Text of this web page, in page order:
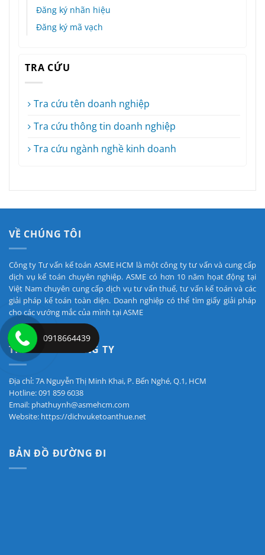
Đăng ký nhãn hiệu
Đăng ký mã vạch
TRA CỨU
Tra cứu tên doanh nghiệp
Tra cứu thông tin doanh nghiệp
Tra cứu ngành nghề kinh doanh
VỀ CHÚNG TÔI
Công ty Tư vấn kế toán ASME HCM là một công ty tư vấn và cung cấp
dịch vụ kế toán chuyên nghiệp. ASME có hơn 10 năm họat động tại
Việt Nam chuyên cung cấp dịch vụ tư vấn thuế, tư vấn kế toán và các
giải pháp kế toán toàn diện. Doanh nghiệp có thể tìm giấy giải pháp
cho các vướng mắc của mình tại ASME
THÔNG TIN CÔNG TY
Địa chỉ: 7A Nguyễn Thị Minh Khai, P. Bến Nghé, Q.1, HCM
Hotline: 091 859 6038
Email: phathuynh@asmehcm.com
Website: https://dichvuketoanthue.net
BẢN ĐỒ ĐƯỜNG ĐI
0918664439